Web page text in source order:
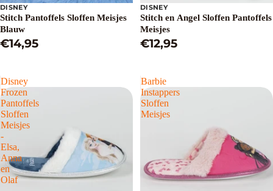
DISNEY
Stitch Pantoffels Sloffen Meisjes
Blauw
€14,95
DISNEY
Stitch en Angel Sloffen Pantoffels
Meisjes
€12,95
Disney
Frozen
Pantoffels
Sloffen
Meisjes
-
Elsa,
Anna
en
Olaf
Barbie
Instappers
Sloffen
Meisjes